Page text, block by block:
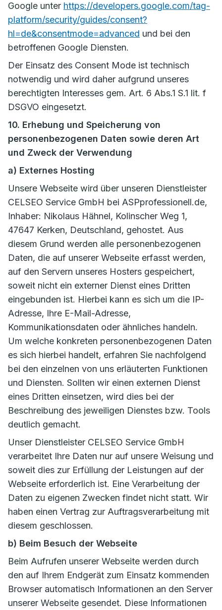
Google unter https://developers.google.com/tag-
platform/security/guides/consent?
hl=de&consentmode=advanced und bei den
betroffenen Google Diensten.
Der Einsatz des Consent Mode ist technisch
notwendig und wird daher aufgrund unseres
berechtigten Interesses gem. Art. 6 Abs.1 S.1 lit. f
DSGVO eingesetzt.
10. Erhebung und Speicherung von
personenbezogenen Daten sowie deren Art
und Zweck der Verwendung
a) Externes Hosting
Unsere Webseite wird über unseren Dienstleister
CELSEO Service GmbH bei ASPprofessionell.de,
Inhaber: Nikolaus Hähnel, Kolinscher Weg 1,
47647 Kerken, Deutschland, gehostet. Aus
diesem Grund werden alle personenbezogenen
Daten, die auf unserer Webseite erfasst werden,
auf den Servern unseres Hosters gespeichert,
soweit nicht ein externer Dienst eines Dritten
eingebunden ist. Hierbei kann es sich um die IP-
Adresse, Ihre E-Mail-Adresse,
Kommunikationsdaten oder ähnliches handeln.
Um welche konkreten personenbezogenen Daten
es sich hierbei handelt, erfahren Sie nachfolgend
bei den einzelnen von uns erläuterten Funktionen
und Diensten. Sollten wir einen externen Dienst
eines Dritten einsetzen, wird dies bei der
Beschreibung des jeweiligen Dienstes bzw. Tools
deutlich gemacht.
Unser Dienstleister CELSEO Service GmbH
verarbeitet Ihre Daten nur auf unsere Weisung und
soweit dies zur Erfüllung der Leistungen auf der
Webseite erforderlich ist. Eine Verarbeitung der
Daten zu eigenen Zwecken findet nicht statt. Wir
haben einen Vertrag zur Auftragsverarbeitung mit
diesem geschlossen.
b) Beim Besuch der Webseite
Beim Aufrufen unserer Webseite werden durch
den auf Ihrem Endgerät zum Einsatz kommenden
Browser automatisch Informationen an den Server
unserer Webseite gesendet. Diese Informationen